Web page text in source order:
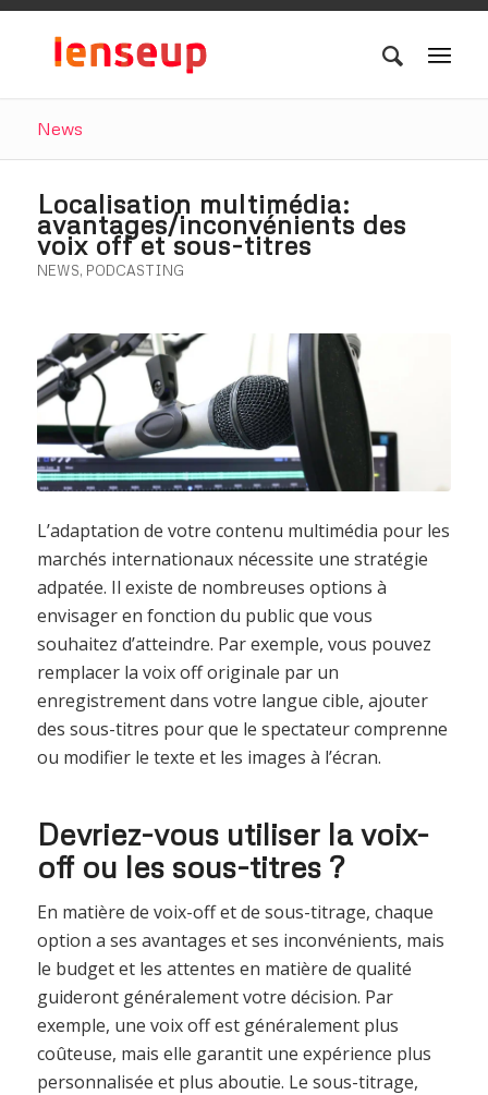
News
Localisation multimédia:
avantages/inconvénients des
voix off et sous-titres
NEWS, PODCASTING
L’adaptation de votre contenu multimédia pour les
marchés internationaux nécessite une stratégie
adpatée. Il existe de nombreuses options à
envisager en fonction du public que vous
souhaitez d’atteindre. Par exemple, vous pouvez
remplacer la voix off originale par un
enregistrement dans votre langue cible, ajouter
des sous-titres pour que le spectateur comprenne
ou modifier le texte et les images à l’écran.
Devriez-vous utiliser la voix-
off ou les sous-titres ?
En matière de voix-off et de sous-titrage, chaque
option a ses avantages et ses inconvénients, mais
le budget et les attentes en matière de qualité
guideront généralement votre décision. Par
exemple, une voix off est généralement plus
coûteuse, mais elle garantit une expérience plus
personnalisée et plus aboutie. Le sous-titrage,